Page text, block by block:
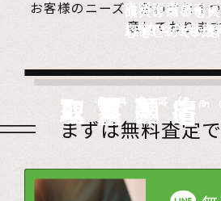
お客様のニーズに合わせた４
意しておりま
Store
店頭買取
店頭で査定、
1点からでも大
Visit
出張買取
無料でご自宅
査定のプロが
very
宅配買取
詰めて送るだ
1点からでも送
Estate
遺品整理
故人の想いを
心をこめて対
まずは無料査定